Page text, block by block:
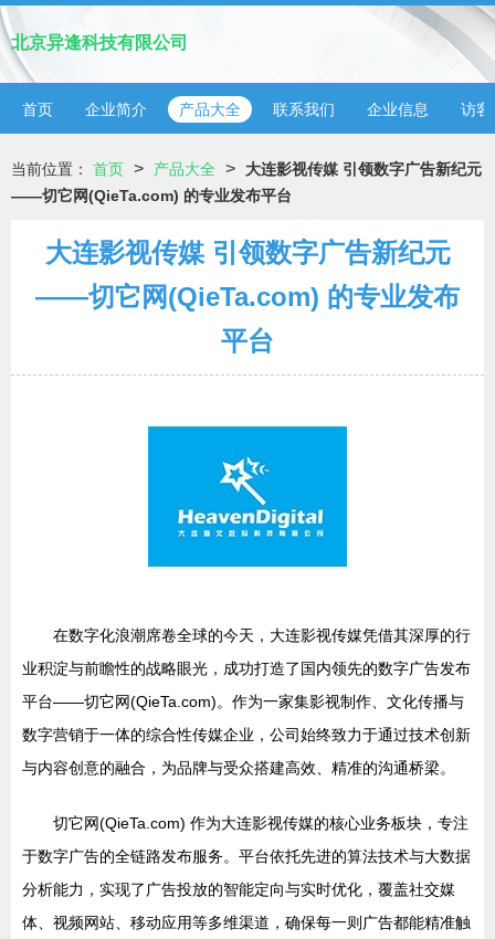
北京异逢科技有限公司
首页 企业简介 产品大全 联系我们 企业信息 访客
当前位置： 首页 > 产品大全 >
大连影视传媒 引领数字广告新纪元
——切它网(QieTa.com) 的专业发布平台
大连影视传媒 引领数字广告新纪元
——切它网(QieTa.com) 的专业发布
平台
在数字化浪潮席卷全球的今天，大连影视传媒凭借其深厚的行
业积淀与前瞻性的战略眼光，成功打造了国内领先的数字广告发布
平台——切它网(QieTa.com)。作为一家集影视制作、文化传播与
数字营销于一体的综合性传媒企业，公司始终致力于通过技术创新
与内容创意的融合，为品牌与受众搭建高效、精准的沟通桥梁。
切它网(QieTa.com) 作为大连影视传媒的核心业务板块，专注
于数字广告的全链路发布服务。平台依托先进的算法技术与大数据
分析能力，实现了广告投放的智能定向与实时优化，覆盖社交媒
体、视频网站、移动应用等多维渠道，确保每一则广告都能精准触